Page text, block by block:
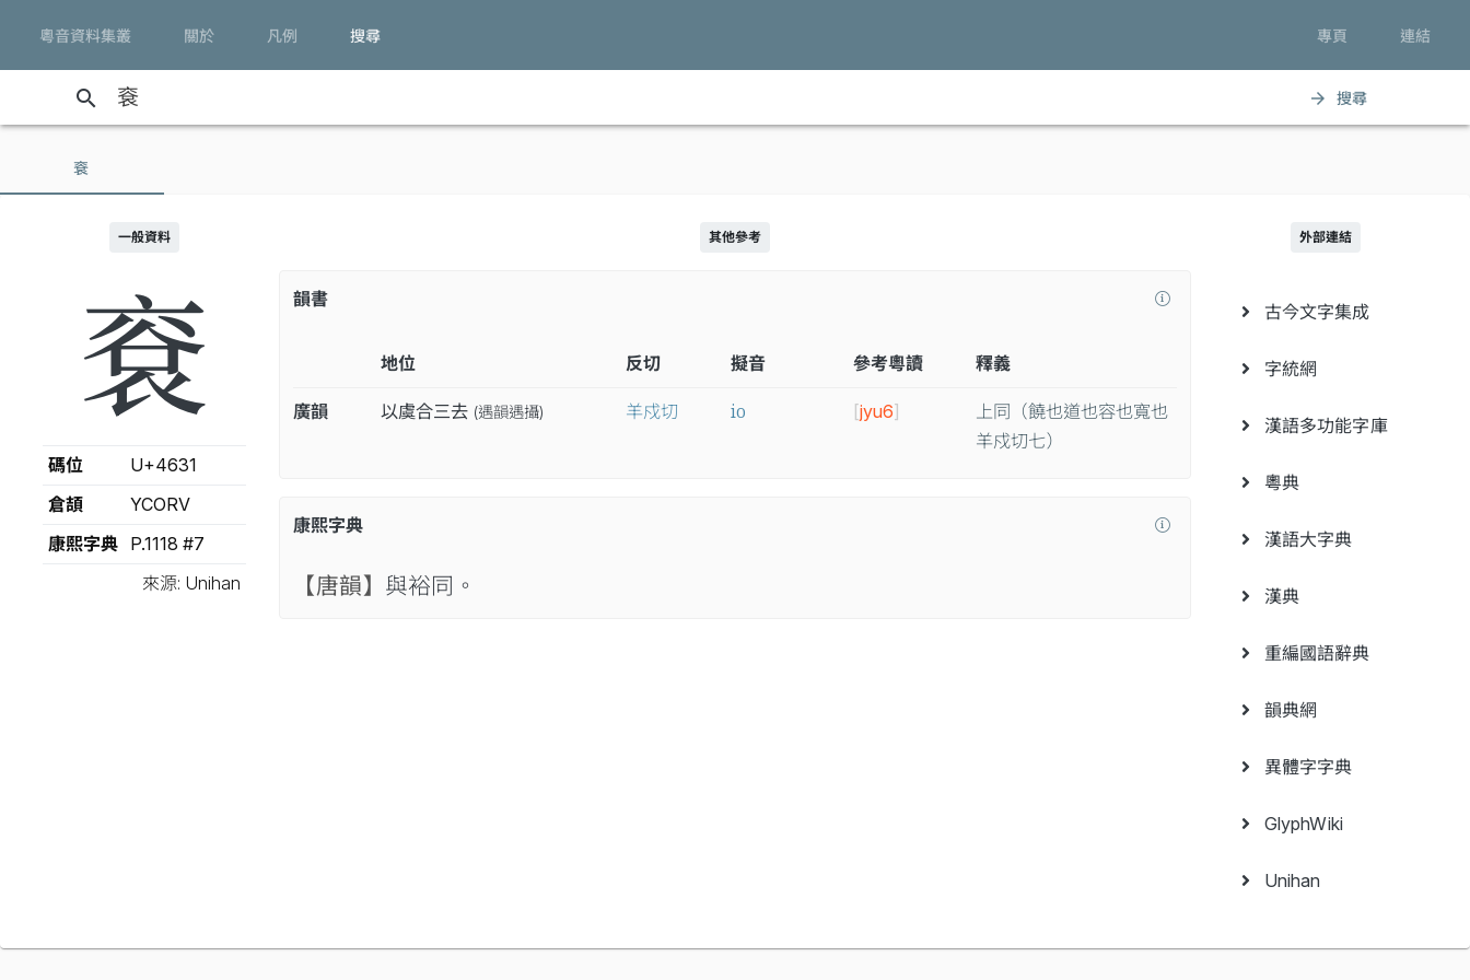
粵音資料集叢 關於 凡例 搜尋 專頁 連結
search arrow_forward 搜尋
䘱
一般資料
䘱
碼位
U+4631
倉頡
YCORV
康熙字典
P.1118 #7
來源: Unihan
其他參考
韻書
地位 反切 擬音 參考粵讀 釋義
廣韻 以虞合三去 (遇韻遇攝) 羊戍切 io [jyu6]
上同（饒也道也容也寬也
羊戍切七）
康熙字典
【唐韻】 與裕同。
外部連結
古今文字集成
字統網
漢語多功能字庫
粵典
漢語大字典
漢典
重編國語辭典
韻典網
異體字字典
GlyphWiki
Unihan